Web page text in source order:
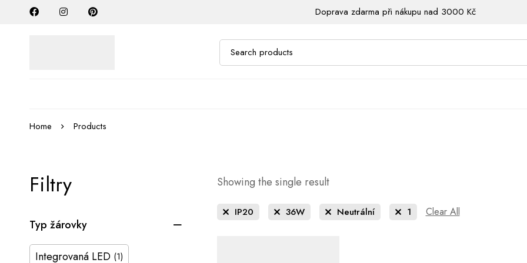
Doprava zdarma při nákupu nad 3000 Kč
Home Products
Filtry
Typ žárovky
Integrovaná LED (1)
Showing the single result
IP20 36W Neutrální 1 Clear All